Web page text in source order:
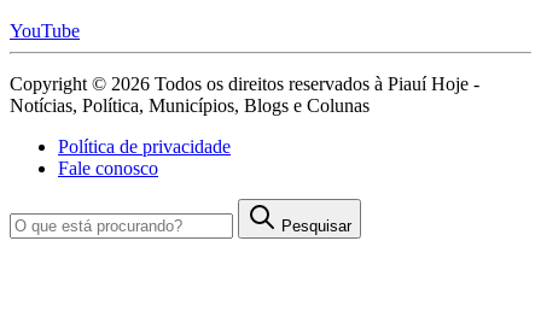
YouTube
Copyright © 2026 Todos os direitos reservados à Piauí Hoje -
Notícias, Política, Municípios, Blogs e Colunas
Política de privacidade
Fale conosco
Pesquisar